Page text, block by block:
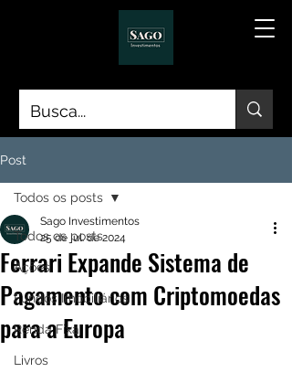
Post
Todos os posts
Ações
Fundos Imobiliários
Renda Fixa
Livros
Todos os posts
Ferrari Expande Sistema de
Pagamento com Criptomoedas
para a Europa
Sago Investimentos
25 de jul. de 2024